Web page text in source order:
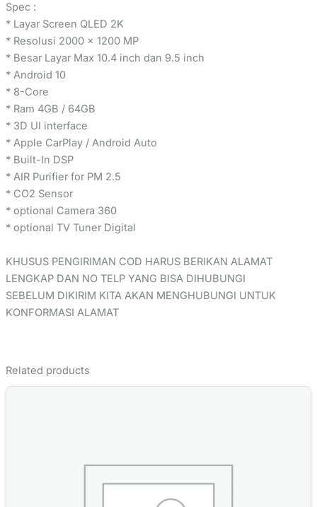
Spec :
* Layar Screen QLED 2K
* Resolusi 2000 x 1200 MP
* Besar Layar Max 10.4 inch dan 9.5 inch
* Android 10
* 8-Core
* Ram 4GB / 64GB
* 3D UI interface
* Apple CarPlay / Android Auto
* Built-In DSP
* AIR Purifier for PM 2.5
* CO2 Sensor
* optional Camera 360
* optional TV Tuner Digital
KHUSUS PENGIRIMAN COD HARUS BERIKAN ALAMAT
LENGKAP DAN NO TELP YANG BISA DIHUBUNGI
SEBELUM DIKIRIM KITA AKAN MENGHUBUNGI UNTUK
KONFORMASI ALAMAT
Related products